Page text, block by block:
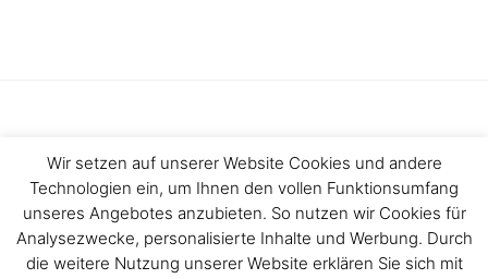
Haftungsausschluss
Impressum
Datenschutzerklärung
Kontakt
Wir setzen auf unserer Website Cookies und andere
Technologien ein, um Ihnen den vollen Funktionsumfang
unseres Angebotes anzubieten. So nutzen wir Cookies für
Analysezwecke, personalisierte Inhalte und Werbung. Durch
die weitere Nutzung unserer Website erklären Sie sich mit